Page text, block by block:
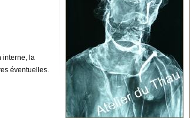
interne, la
éventuelles.